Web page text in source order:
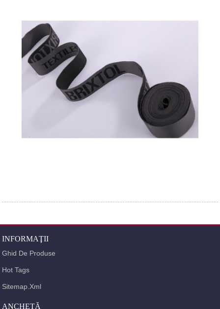
INFORMAŢII
Ghid De Produse
Hot Tags
Sitemap.xml
ANCHETĂ